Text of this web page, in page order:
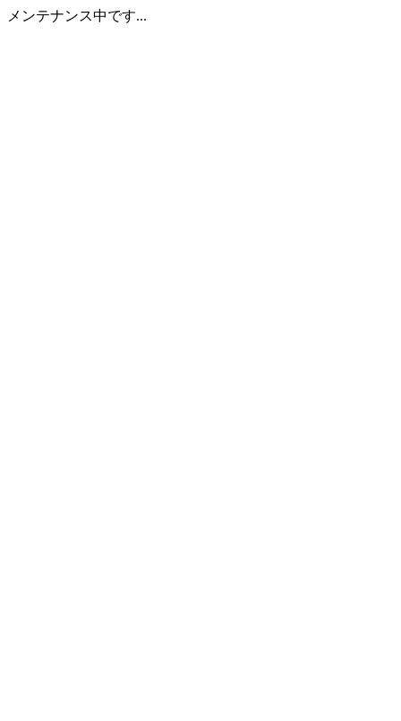
メンテナンス中です...